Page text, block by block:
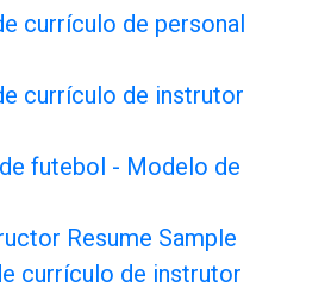
currículo de personal
currículo de instrutor
futebol - Modelo de
Resume Sample
currículo de instrutor